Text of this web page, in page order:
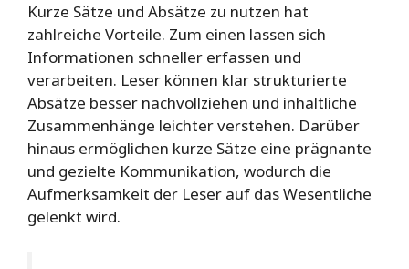
Kurze Sätze und Absätze zu nutzen hat
zahlreiche Vorteile. Zum einen lassen sich
Informationen schneller erfassen und
verarbeiten. Leser können klar strukturierte
Absätze besser nachvollziehen und inhaltliche
Zusammenhänge leichter verstehen. Darüber
hinaus ermöglichen kurze Sätze eine prägnante
und gezielte Kommunikation, wodurch die
Aufmerksamkeit der Leser auf das Wesentliche
gelenkt wird.